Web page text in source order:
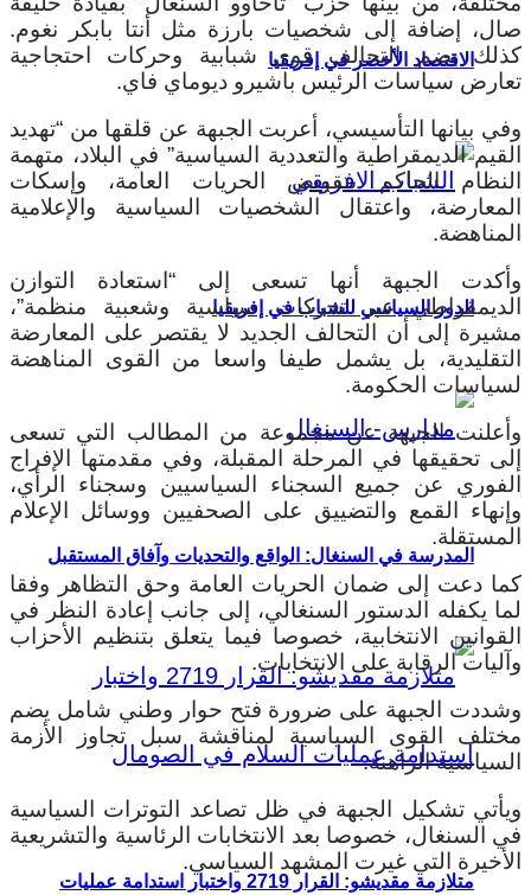
الاقتصاد الأخضر في إفريقيا
الدور السياسي للشباب في إفريقيا
المدرسة في السنغال: الواقع والتحديات وآفاق المستقبل
متلازمة مقديشو: القرار 2719 واختبار استدامة عمليات
صال، إضافة إلى شخصيات بارزة مثل أنتا بابكر نغوم.
كذلك يضم التحالف قوى شبابية وحركات احتجاجية
تعارض سياسات الرئيس باشيرو ديوماي فاي.
وفي بيانها التأسيسي، أعربت الجبهة عن قلقها من “تهديد
القيم الديمقراطية والتعددية السياسية” في البلاد، متهمة
النظام الحاكم بتقويض الحريات العامة، وإسكات
المعارضة، واعتقال الشخصيات السياسية والإعلامية
المناهضة.
وأكدت الجبهة أنها تسعى إلى “استعادة التوازن
الديمقراطي عبر تحركات سياسية وشعبية منظمة”،
مشيرة إلى أن التحالف الجديد لا يقتصر على المعارضة
التقليدية، بل يشمل طيفا واسعا من القوى المناهضة
لسياسات الحكومة.
وأعلنت الجبهة عن مجموعة من المطالب التي تسعى
إلى تحقيقها في المرحلة المقبلة، وفي مقدمتها الإفراج
الفوري عن جميع السجناء السياسيين وسجناء الرأي،
وإنهاء القمع والتضييق على الصحفيين ووسائل الإعلام
المستقلة.
كما دعت إلى ضمان الحريات العامة وحق التظاهر وفقا
لما يكفله الدستور السنغالي، إلى جانب إعادة النظر في
القوانين الانتخابية، خصوصا فيما يتعلق بتنظيم الأحزاب
وآليات الرقابة على الانتخابات.
وشددت الجبهة على ضرورة فتح حوار وطني شامل يضم
مختلف القوى السياسية لمناقشة سبل تجاوز الأزمة
السياسية الراهنة.
ويأتي تشكيل الجبهة في ظل تصاعد التوترات السياسية
في السنغال، خصوصا بعد الانتخابات الرئاسية والتشريعية
الأخيرة التي غيرت المشهد السياسي.